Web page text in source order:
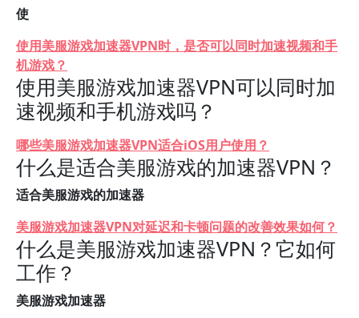
使
使用美服游戏加速器VPN时，是否可以同时加速视频和手
机游戏？
使用美服游戏加速器VPN可以同时加
速视频和手机游戏吗？
哪些美服游戏加速器VPN适合iOS用户使用？
什么是适合美服游戏的加速器VPN？
适合美服游戏的加速器
美服游戏加速器VPN对延迟和卡顿问题的改善效果如何？
什么是美服游戏加速器VPN？它如何
工作？
美服游戏加速器